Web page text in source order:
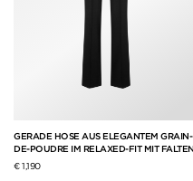
GERADE HOSE AUS ELEGANTEM GRAIN-
DE-POUDRE IM RELAXED-FIT MIT FALTEN
€ 1,190